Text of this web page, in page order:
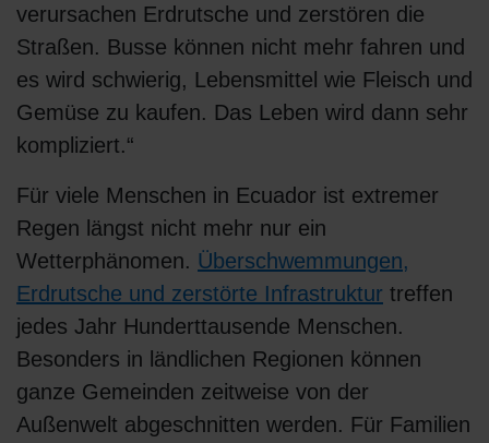
verursachen Erdrutsche und zerstören die
Straßen. Busse können nicht mehr fahren und
es wird schwierig, Lebensmittel wie Fleisch und
Gemüse zu kaufen. Das Leben wird dann sehr
kompliziert.“
Für viele Menschen in Ecuador ist extremer
Regen längst nicht mehr nur ein
Wetterphänomen. Überschwemmungen,
Erdrutsche und zerstörte Infrastruktur treffen
jedes Jahr Hunderttausende Menschen.
Besonders in ländlichen Regionen können
ganze Gemeinden zeitweise von der
Außenwelt abgeschnitten werden. Für Familien